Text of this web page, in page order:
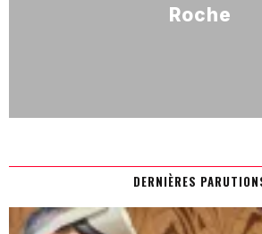
Roche
DERNIÈRES